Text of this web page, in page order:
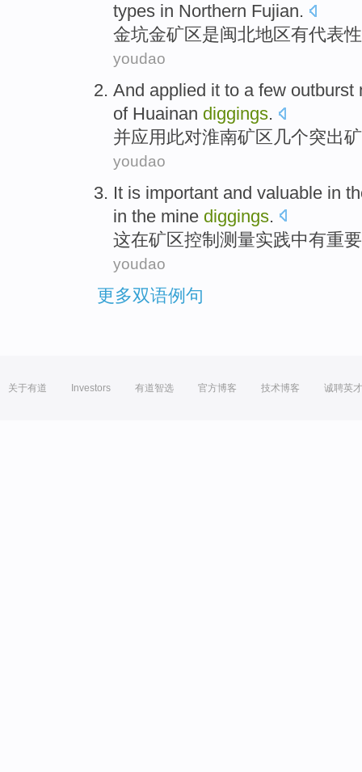
types in Northern Fujian.
金坑金矿区是闽北地区有代表性
youdao
And applied it to a few outburst
of Huainan diggings.
并应用 此对淮南矿区几个突出
youdao
It is important and valuable in
in the mine diggings.
这在矿区控制 测量实践中有重要
youdao
更多双语例句
关于有道 Investors 有道智选 官方博客 技术博客 诚聘英才